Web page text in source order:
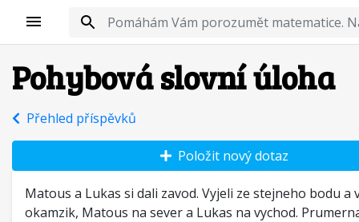
Pohybová slovní úloha
Přehled příspěvků
Matous a Lukas si dali zavod. Vyjeli ze stejneho bodu a
okamzik, Matous na sever a Lukas na vychod.
Položit nový dotaz